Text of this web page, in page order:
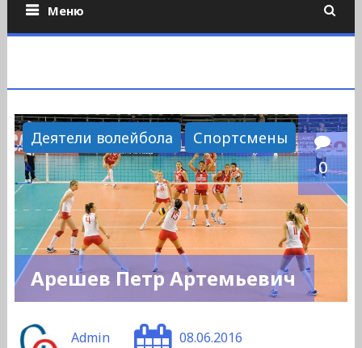
Меню
Деятели волейбола Спортсмены
0
Арешев Петр Артемьевич
Admin 08.06.2016